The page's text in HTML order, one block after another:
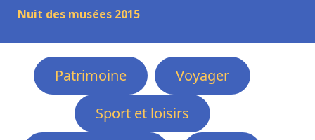
Nuit des musées 2015
Patrimoine
Voyager
Sport et loisirs